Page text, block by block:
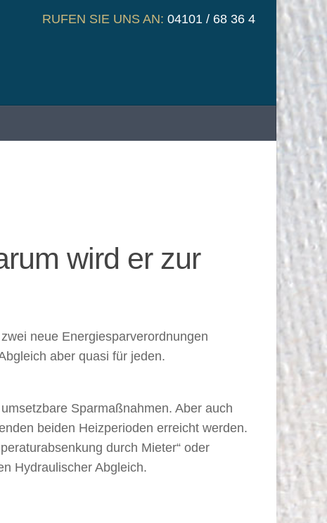
RUFEN SIE UNS AN: 04101 / 68 36 4
wird er zur
neue Energiesparverordnungen
aber quasi für jeden.
Sparmaßnahmen. Aber auch
beiden Heizperioden erreicht werden.
durch Mieter“ oder
Hydraulischer Abgleich.